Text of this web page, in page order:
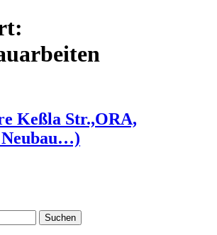
Keßla Str.,ORA,
Neubau…)